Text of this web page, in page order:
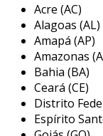
normalmente, os
distância são
qualidade, como
oferecem baixa
significa que,
consideráveis, a
reduzindo
Acre (AC)
Alagoas (AL)
Amapá (AP)
Amazonas
Bahia (BA)
Ceará (CE)
Distrito
Espírito